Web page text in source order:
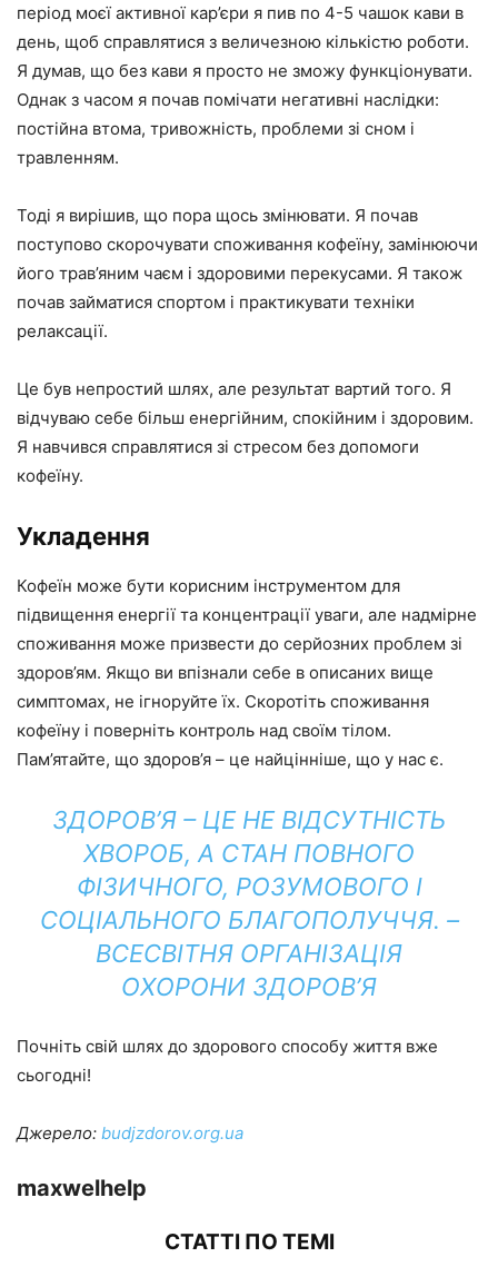
період моєї активної кар’єри я пив по 4-5 чашок кави в
день, щоб справлятися з величезною кількістю роботи.
Я думав, що без кави я просто не зможу функціонувати.
Однак з часом я почав помічати негативні наслідки:
постійна втома, тривожність, проблеми зі сном і
травленням.
Тоді я вирішив, що пора щось змінювати. Я почав
поступово скорочувати споживання кофеїну, замінюючи
його трав’яним чаєм і здоровими перекусами. Я також
почав займатися спортом і практикувати техніки
релаксації.
Це був непростий шлях, але результат вартий того. Я
відчуваю себе більш енергійним, спокійним і здоровим.
Я навчився справлятися зі стресом без допомоги
кофеїну.
Укладення
Кофеїн може бути корисним інструментом для
підвищення енергії та концентрації уваги, але надмірне
споживання може призвести до серйозних проблем зі
здоров’ям. Якщо ви впізнали себе в описаних вище
симптомах, не ігноруйте їх. Скоротіть споживання
кофеїну і поверніть контроль над своїм тілом.
Пам’ятайте, що здоров’я – це найцінніше, що у нас є.
ЗДОРОВ’Я – ЦЕ НЕ ВІДСУТНІСТЬ
ХВОРОБ, А СТАН ПОВНОГО
ФІЗИЧНОГО, РОЗУМОВОГО І
СОЦІАЛЬНОГО БЛАГОПОЛУЧЧЯ. –
ВСЕСВІТНЯ ОРГАНІЗАЦІЯ
ОХОРОНИ ЗДОРОВ’Я
Почніть свій шлях до здорового способу життя вже
сьогодні!
Джерело: budjzdorov.org.ua
maxwelhelp
СТАТТІ ПО ТЕМІ